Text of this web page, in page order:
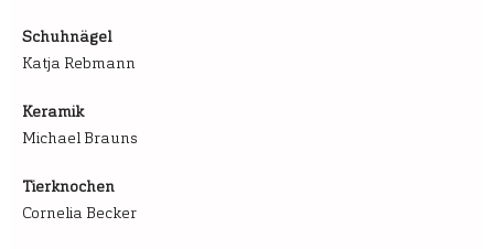
Schuhnägel
Katja Rebmann
Keramik
Michael Brauns
Tierknochen
Cornelia Becker